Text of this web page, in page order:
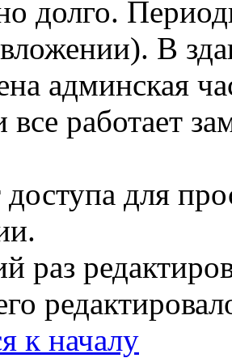
долго.
В
админская
все работает
доступа для
раз
к началу